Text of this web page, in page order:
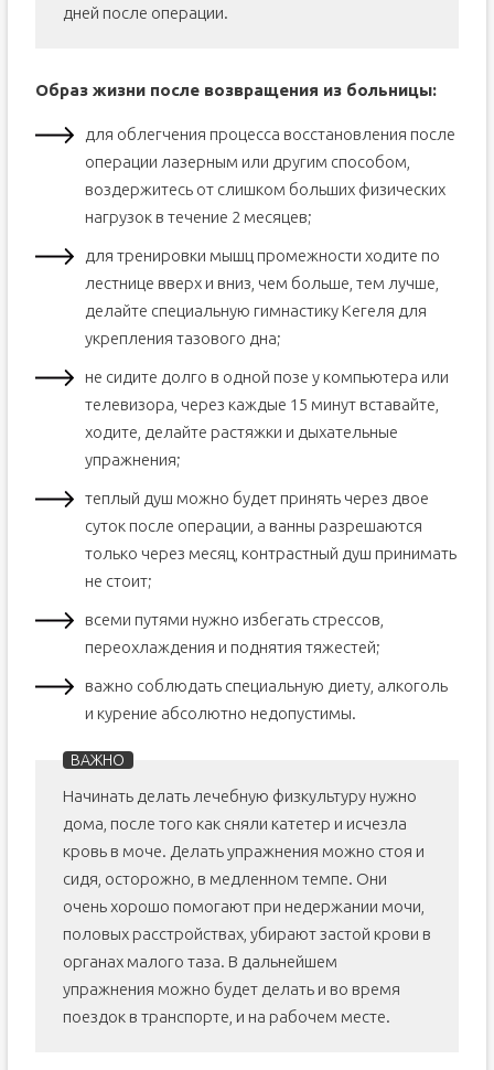
дней после операции.
Образ жизни после возвращения из больницы:
для облегчения процесса восстановления после
операции лазерным или другим способом,
воздержитесь от слишком больших физических
нагрузок в течение 2 месяцев;
для тренировки мышц промежности ходите по
лестнице вверх и вниз, чем больше, тем лучше,
делайте специальную гимнастику Кегеля для
укрепления тазового дна;
не сидите долго в одной позе у компьютера или
телевизора, через каждые 15 минут вставайте,
ходите, делайте растяжки и дыхательные
упражнения;
теплый душ можно будет принять через двое
суток после операции, а ванны разрешаются
только через месяц, контрастный душ принимать
не стоит;
всеми путями нужно избегать стрессов,
переохлаждения и поднятия тяжестей;
важно соблюдать специальную диету, алкоголь
и курение абсолютно недопустимы.
Начинать делать лечебную физкультуру нужно
дома, после того как сняли катетер и исчезла
кровь в моче. Делать упражнения можно стоя и
сидя, осторожно, в медленном темпе. Они
очень хорошо помогают при недержании мочи,
половых расстройствах, убирают застой крови в
органах малого таза. В дальнейшем
упражнения можно будет делать и во время
поездок в транспорте, и на рабочем месте.